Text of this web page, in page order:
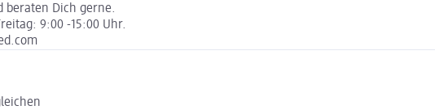
beraten Dich gerne.
9:00 -15:00 Uhr.